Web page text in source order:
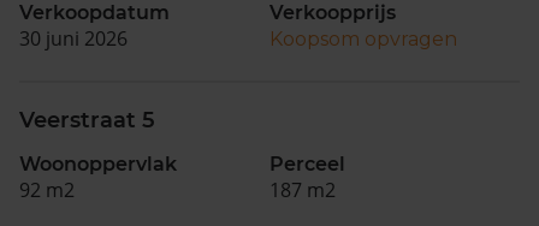
Verkoopdatum
30 juni 2026
Verkoopprijs
Koopsom opvragen
Veerstraat 5
Woonoppervlak
92 m2
Perceel
187 m2